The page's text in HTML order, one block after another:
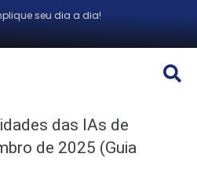
seu dia a dia!
das IAs de
de 2025 (Guia